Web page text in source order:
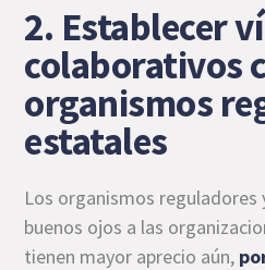
2. Establecer
colaborativos
organismos
estatales
Los organismos reguladores
buenos ojos a las
tienen mayor aprecio aún,